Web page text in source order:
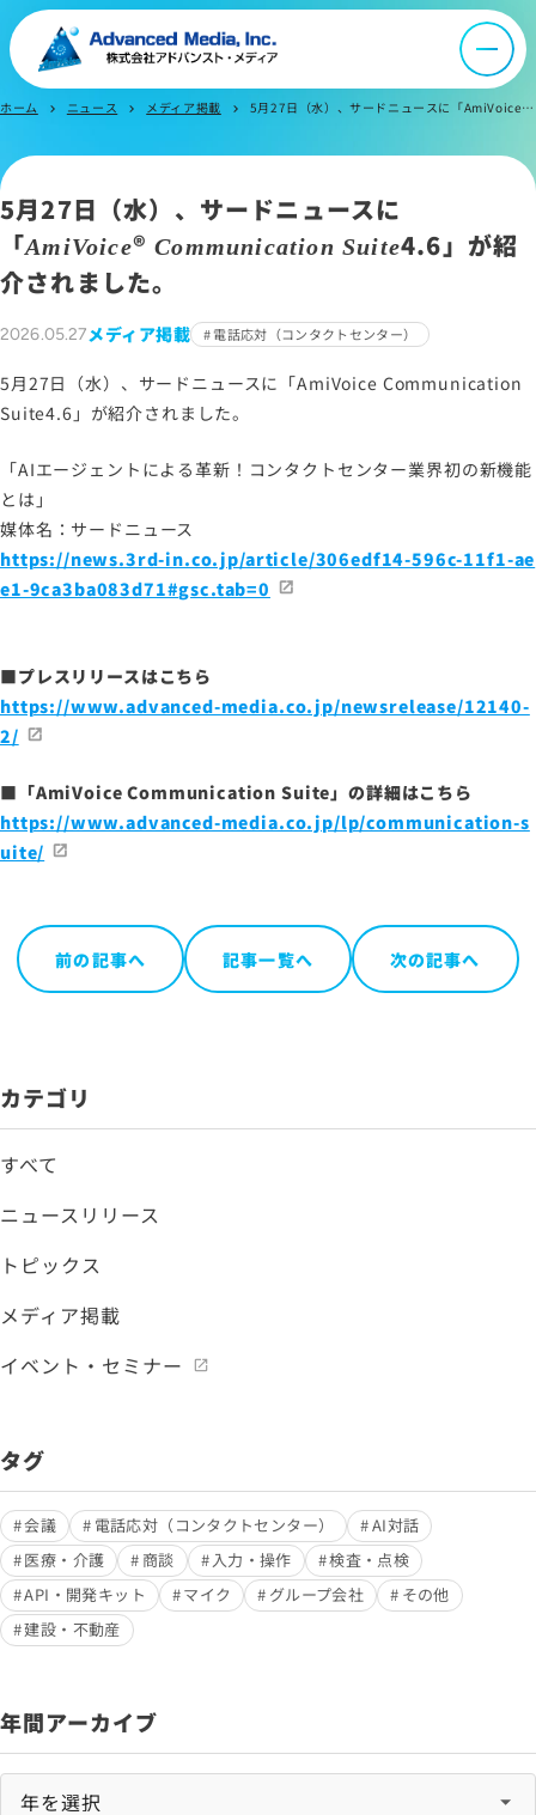
会社案内
ニュース
採用情報
IR情報
お問い合わせ
ソーシャルメディアポリシー
プライバシーポリシー
メールマガジン
ホーム chevron_right ニュース chevron_right メディア掲載 chevron_right 5月27日（水）、サードニュースに「AmiVoice Communication Suite4.6」が紹介されました。
5月27日（水）、サードニュースに
「AmiVoice®Communication Suite4.6」が紹
介されました。
2026.05.27メディア掲載 電話応対（コンタクトセンター）
5月27日（水）、サードニュースに「AmiVoice Communication
Suite4.6」が紹介されました。
「AIエージェントによる革新！コンタクトセンター業界初の新機能
とは」
媒体名：サードニュース
https://news.3rd-in.co.jp/article/306edf14-596c-11f1-ae
e1-9ca3ba083d71#gsc.tab=0
■プレスリリースはこちら
https://www.advanced-media.co.jp/newsrelease/12140-
2/
■ 「AmiVoice Communication Suite」の詳細はこちら
https://www.advanced-media.co.jp/lp/communication-s
uite/
前の記事へ 記事一覧へ 次の記事へ
カテゴリ
すべて
ニュースリリース
トピックス
メディア掲載
イベント・セミナー
タグ
会議 電話応対（コンタクトセンター）
AI対話
医療・介護
商談 入力・操作
検査・点検
API・開発キット
マイク グループ会社
その他
建設・不動産
年間アーカイブ